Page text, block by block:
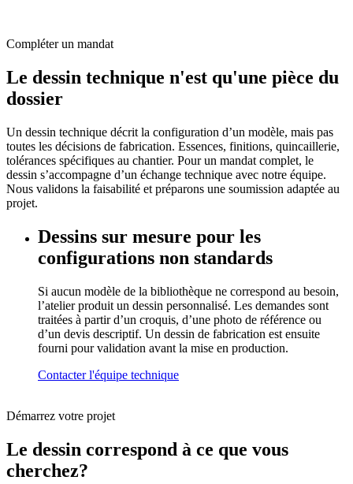
Compléter un mandat
Le dessin technique n'est qu'une pièce du
dossier
Un dessin technique décrit la configuration d’un modèle, mais pas
toutes les décisions de fabrication. Essences, finitions, quincaillerie,
tolérances spécifiques au chantier. Pour un mandat complet, le
dessin s’accompagne d’un échange technique avec notre équipe.
Nous validons la faisabilité et préparons une soumission adaptée au
projet.
Dessins sur mesure pour les
configurations non standards
Si aucun modèle de la bibliothèque ne correspond au besoin,
l’atelier produit un dessin personnalisé. Les demandes sont
traitées à partir d’un croquis, d’une photo de référence ou
d’un devis descriptif. Un dessin de fabrication est ensuite
fourni pour validation avant la mise en production.
Contacter l'équipe technique
Démarrez votre projet
Le dessin correspond à ce que vous
cherchez?